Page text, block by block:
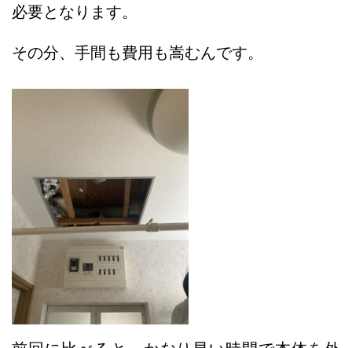
必要となります。
その分、手間も費用も嵩むんです。